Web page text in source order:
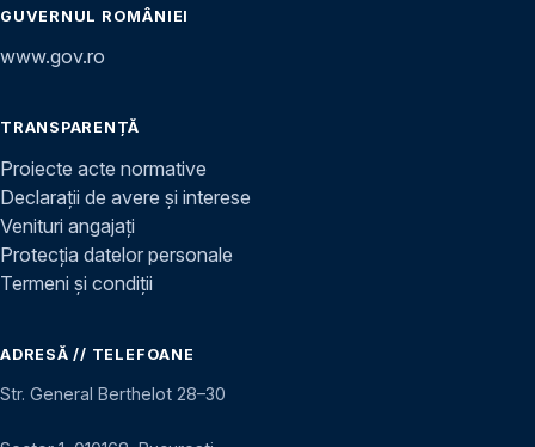
GUVERNUL ROMÂNIEI
www.gov.ro
TRANSPARENȚĂ
Proiecte acte normative
Declarații de avere și interese
Venituri angajați
Protecția datelor personale
Termeni și condiții
ADRESĂ // TELEFOANE
Str. General Berthelot 28–30